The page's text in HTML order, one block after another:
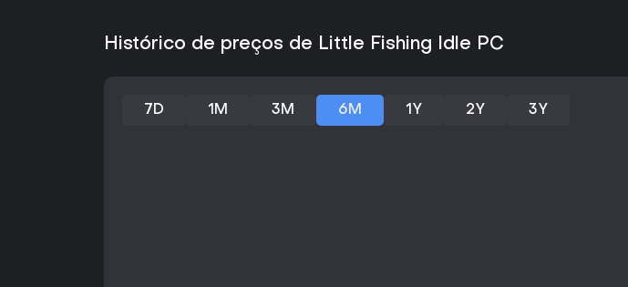
Histórico de preços de Little Fishing Idle PC
7D 1M 3M 6M 1Y 2Y 3Y